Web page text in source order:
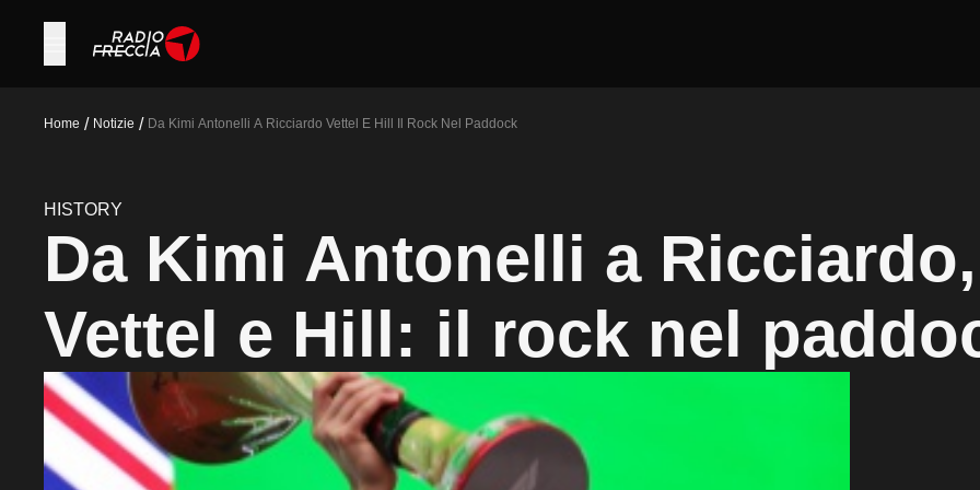
Home / Notizie / Da Kimi Antonelli A Ricciardo Vettel E Hill Il Rock Nel Paddock
HISTORY
Da Kimi Antonelli a Ricciardo,
Vettel e Hill: il rock nel